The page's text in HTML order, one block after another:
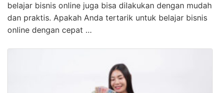
belajar bisnis online juga bisa dilakukan dengan mudah
dan praktis. Apakah Anda tertarik untuk belajar bisnis
online dengan cepat …